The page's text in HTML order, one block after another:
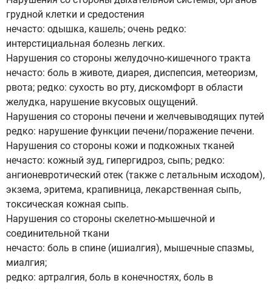
грудной клетки и средостения
нечасто: одышка, кашель; очень редко:
интерстициальная болезнь легких.
Нарушения со стороны желудочно-кишечного тракта
нечасто: боль в животе, диарея, диспепсия, метеоризм,
рвота; редко: сухость во рту, дискомфорт в области
желудка, нарушение вкусовых ощущений.
Нарушения со стороны печени и желчевыводящих путей
редко: нарушение функции печени/поражение печени.
Нарушения со стороны кожи и подкожных тканей
нечасто: кожный зуд, гипергидроз, сыпь; редко:
ангионевротический отек (также с летальным исходом),
экзема, эритема, крапивница, лекарственная сыпь,
токсическая кожная сыпь.
Нарушения со стороны скелетно-мышечной и
соединительной ткани
нечасто: боль в спине (ишиалгия), мышечные спазмы,
миалгия;
редко: артралгия, боль в конечностях, боль в